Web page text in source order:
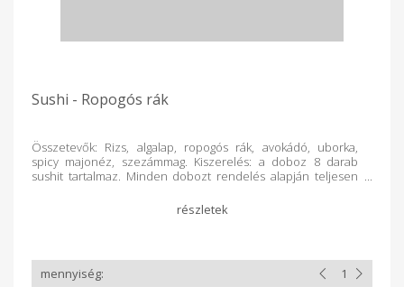
Sushi - Ropogós rák
Összetevők: Rizs, algalap, ropogós rák, avokádó, uborka,
spicy majonéz, szezámmag. Kiszerelés: a doboz 8 darab
sushit tartalmaz. Minden dobozt rendelés alapján teljesen